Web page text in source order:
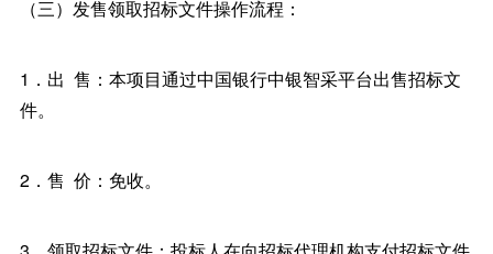
（三）发售领取招标文件操作流程：
1．出 售：本项目通过中国银行中银智采平台出售招标文
件。
2．售 价：免收。